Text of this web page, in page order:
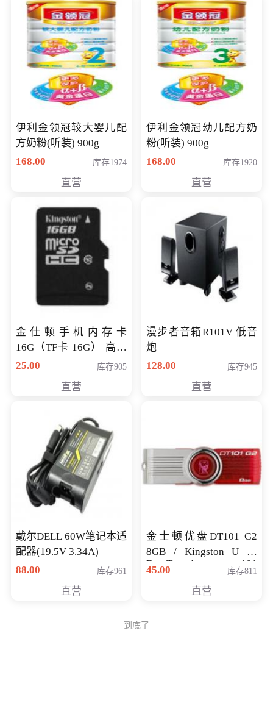
伊利金领冠较大婴儿配
方奶粉(听装) 900g
168.00
库存1974
直营
伊利金领冠幼儿配方奶
粉(听装) 900g
168.00
库存1920
直营
金仕顿手机内存卡
16G（TF卡 16G） 高速
卡 CLASS 10
25.00 库存905
直营
漫步者音箱R101V 低音
炮
128.00
库存945
直营
戴尔DELL 60W笔记本适
配器(19.5V 3.34A)
88.00
库存961
直营
金士顿优盘DT101 G2
8GB / Kingston U 盘
DataTraveler 101
Generati
45.00 库存811
直营
到底了